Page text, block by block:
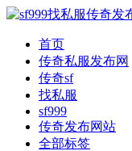
首页
传奇私服发布网
传奇sf
找私服
sf999
传奇发布网站
全部标签